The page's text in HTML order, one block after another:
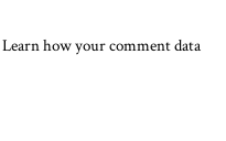
Learn how your comment data